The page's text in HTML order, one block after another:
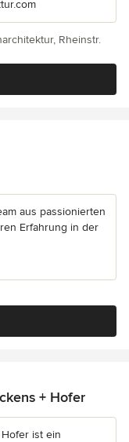
Rheinstr.
aus passionierten
Erfahrung in der
+ Hofer
ist ein